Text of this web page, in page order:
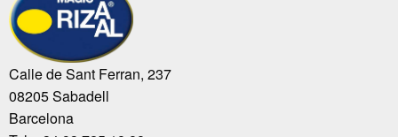
Calle de Sant Ferran, 237
08205 Sabadell
Barcelona